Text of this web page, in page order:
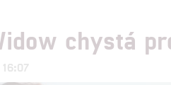
chystá
16:07